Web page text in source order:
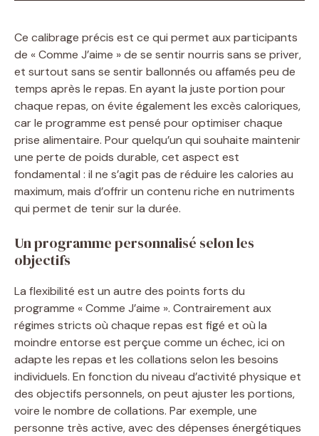
Ce calibrage précis est ce qui permet aux participants
de « Comme J’aime » de se sentir nourris sans se priver,
et surtout sans se sentir ballonnés ou affamés peu de
temps après le repas. En ayant la juste portion pour
chaque repas, on évite également les excès caloriques,
car le programme est pensé pour optimiser chaque
prise alimentaire. Pour quelqu’un qui souhaite maintenir
une perte de poids durable, cet aspect est
fondamental : il ne s’agit pas de réduire les calories au
maximum, mais d’offrir un contenu riche en nutriments
qui permet de tenir sur la durée.
Un programme personnalisé selon les
objectifs
La flexibilité est un autre des points forts du
programme « Comme J’aime ». Contrairement aux
régimes stricts où chaque repas est figé et où la
moindre entorse est perçue comme un échec, ici on
adapte les repas et les collations selon les besoins
individuels. En fonction du niveau d’activité physique et
des objectifs personnels, on peut ajuster les portions,
voire le nombre de collations. Par exemple, une
personne très active, avec des dépenses énergétiques